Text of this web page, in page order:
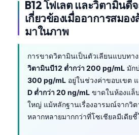
B12 โฟเลต และวิตามินดี
เกี่ยวข้องเมื่ออาการสมอ
มาในภาพ
การขาดวิตามินเป็นตัวเลียนแบบทา
วิตามินบี12 ต่ำกว่า 200 pg/mL มัก
300 pg/mL อยู่ในช่วงค่าขอบเขต
D ต่ำกว่า 20 ng/mL ขาดในห้องแล็
ใหญ่ แม้หลักฐานเรื่องอารมณ์จากวิ
หลากหลายมากกว่าที่โซเชียลมีเดียชี้